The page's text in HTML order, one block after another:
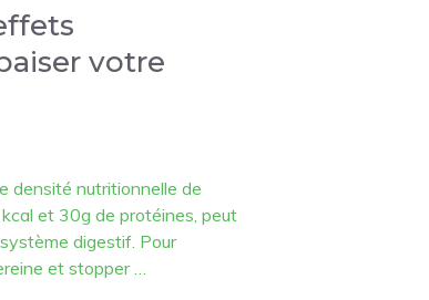
votre
densité nutritionnelle de
et 30g de protéines, peut
digestif. Pour
et stopper …